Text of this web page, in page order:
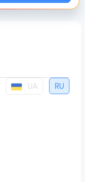
UA RU